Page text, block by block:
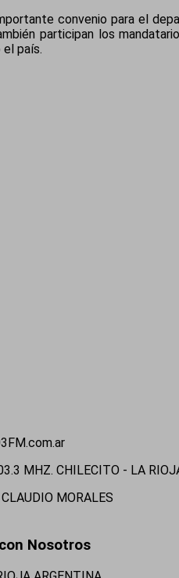
convenio para el
participan los
país.
MHZ. CHILECITO - LA
MORALES
Nosotros